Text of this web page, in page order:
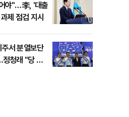
야"…李, '대출
제 점검 지시
서 분열보단
정청래 "당 공